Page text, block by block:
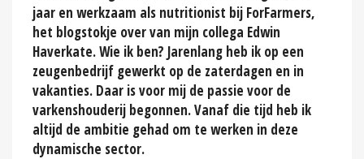
jaar en werkzaam als nutritionist bij ForFarmers,
het blogstokje over van mijn collega Edwin
Haverkate. Wie ik ben? Jarenlang heb ik op een
zeugenbedrijf gewerkt op de zaterdagen en in
vakanties. Daar is voor mij de passie voor de
varkenshouderij begonnen. Vanaf die tijd heb ik
altijd de ambitie gehad om te werken in deze
dynamische sector.